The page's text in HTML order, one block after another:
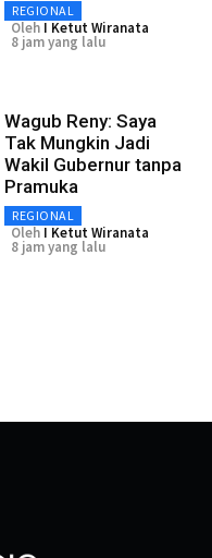
REGIONAL
Oleh I Ketut Wiranata
8 jam yang lalu
Wagub Reny: Saya
Tak Mungkin Jadi
Wakil Gubernur tanpa
Pramuka
REGIONAL
Oleh I Ketut Wiranata
8 jam yang lalu